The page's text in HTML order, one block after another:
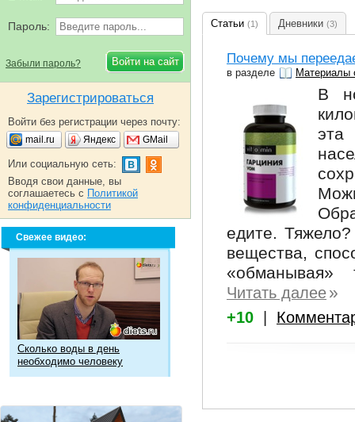
Статьи (1) Дневники (3)
Почему мы
в разделе Материалы
В
эта
едите.
вещества,
Читать далее»
+10
Пароль:
Забыли пароль?
Зарегистрироваться
Войти без регистрации через почту:
mail.ru Яндекс GMail
Или социальную сеть:
Вводя свои данные, вы
соглашаетесь с Политикой
конфиденциальности
Свежее видео:
Сколько воды в день
необходимо человеку